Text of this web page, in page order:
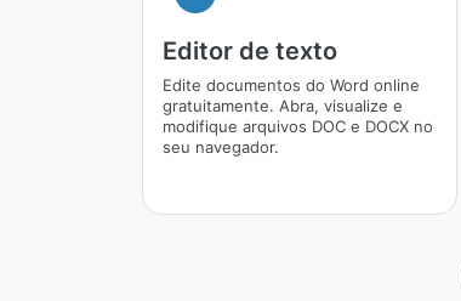
Editor de texto
Edite documentos do Word online
gratuitamente. Abra, visualize e
modifique arquivos DOC e DOCX no
seu navegador.